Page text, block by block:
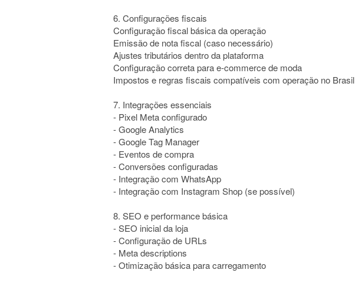
6. Configurações fiscais
Configuração fiscal básica da operação
Emissão de nota fiscal (caso necessário)
Ajustes tributários dentro da plataforma
Configuração correta para e-commerce de moda
Impostos e regras fiscais compatíveis com operação no Brasil
7. Integrações essenciais
- Pixel Meta configurado
- Google Analytics
- Google Tag Manager
- Eventos de compra
- Conversões configuradas
- Integração com WhatsApp
- Integração com Instagram Shop (se possível)
8. SEO e performance básica
- SEO inicial da loja
- Configuração de URLs
- Meta descriptions
- Otimização básica para carregamento